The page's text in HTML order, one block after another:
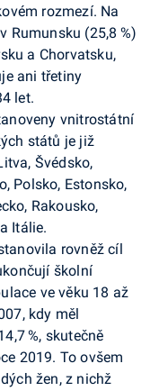
rozmezí. Na
Rumunsku (25,8 %)
a Chorvatsku,
ani třetiny
let.
vnitrostátní
států je již
Švédsko,
Polsko, Estonsko,
Rakousko,
Itálie.
rovněž cíl
školní
ve věku 18 až
kdy měl
%, skutečně
2019. To ovšem
žen, z nichž